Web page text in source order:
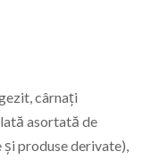
cârnați
asortată de
produse derivate),